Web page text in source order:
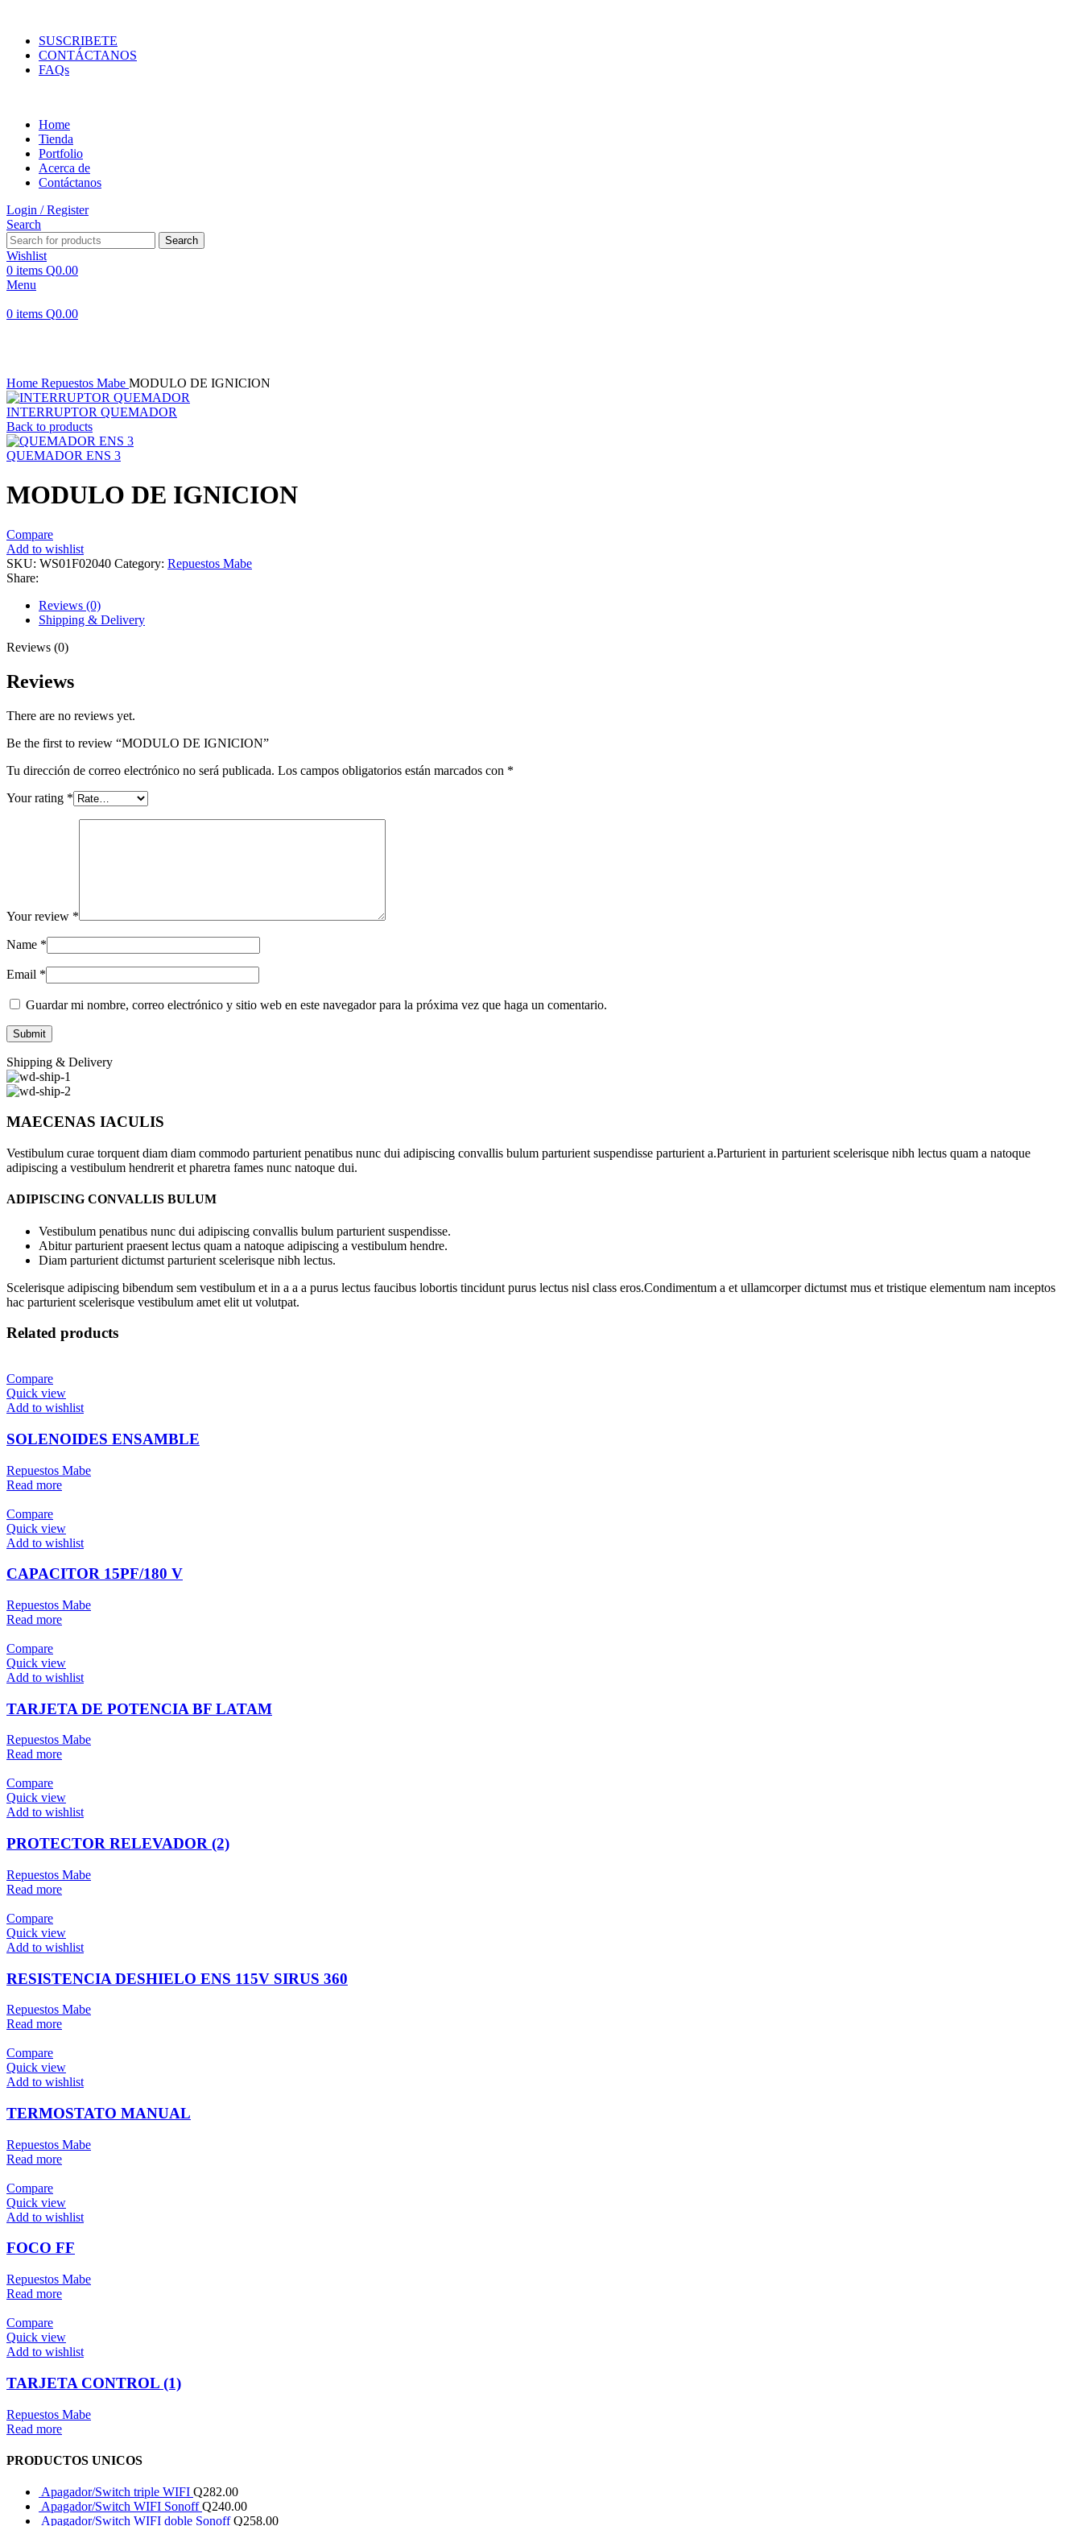
SUSCRIBETE
CONTÁCTANOS
FAQs
Home
Tienda
Portfolio
Acerca de
Contáctanos
Login / Register
Search
Search
Wishlist
0 items Q0.00
Menu
0 items Q0.00
Home Repuestos Mabe MODULO DE IGNICION
INTERRUPTOR QUEMADOR
Back to products
QUEMADOR ENS 3
MODULO DE IGNICION
Compare
Add to wishlist
SKU: WS01F02040 Category: Repuestos Mabe
Share:
Reviews (0)
Shipping & Delivery
Reviews (0)
Reviews
There are no reviews yet.
Be the first to review “MODULO DE IGNICION”
Tu dirección de correo electrónico no será publicada. Los campos obligatorios están marcados con *
Your rating *
Your review *
Name *
Email *
Guardar mi nombre, correo electrónico y sitio web en este navegador para la próxima vez que haga un comentario.
Shipping & Delivery
MAECENAS IACULIS
Vestibulum curae torquent diam diam commodo parturient penatibus nunc dui adipiscing convallis bulum parturient suspendisse parturient a.Parturient in parturient scelerisque nibh lectus quam a natoque
adipiscing a vestibulum hendrerit et pharetra fames nunc natoque dui.
ADIPISCING CONVALLIS BULUM
Vestibulum penatibus nunc dui adipiscing convallis bulum parturient suspendisse.
Abitur parturient praesent lectus quam a natoque adipiscing a vestibulum hendre.
Diam parturient dictumst parturient scelerisque nibh lectus.
Scelerisque adipiscing bibendum sem vestibulum et in a a a purus lectus faucibus lobortis tincidunt purus lectus nisl class eros.Condimentum a et ullamcorper dictumst mus et tristique elementum nam inceptos
hac parturient scelerisque vestibulum amet elit ut volutpat.
Related products
Compare
Quick view
Add to wishlist
SOLENOIDES ENSAMBLE
Repuestos Mabe
Read more
Compare
Quick view
Add to wishlist
CAPACITOR 15PF/180 V
Repuestos Mabe
Read more
Compare
Quick view
Add to wishlist
TARJETA DE POTENCIA BF LATAM
Repuestos Mabe
Read more
Compare
Quick view
Add to wishlist
PROTECTOR RELEVADOR (2)
Repuestos Mabe
Read more
Compare
Quick view
Add to wishlist
RESISTENCIA DESHIELO ENS 115V SIRUS 360
Repuestos Mabe
Read more
Compare
Quick view
Add to wishlist
TERMOSTATO MANUAL
Repuestos Mabe
Read more
Compare
Quick view
Add to wishlist
FOCO FF
Repuestos Mabe
Read more
Compare
Quick view
Add to wishlist
TARJETA CONTROL (1)
Repuestos Mabe
Read more
PRODUCTOS UNICOS
Apagador/Switch triple WIFI Q282.00
Apagador/Switch WIFI SonoffQ240.00
Apagador/Switch WIFI doble SonoffQ258.00